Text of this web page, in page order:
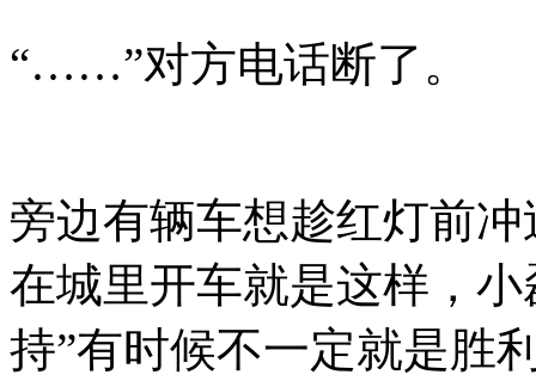
“……”对方电话断了。
旁边有辆车想趁红灯前
在城里开车就是这样，
持”有时候不一定就是胜